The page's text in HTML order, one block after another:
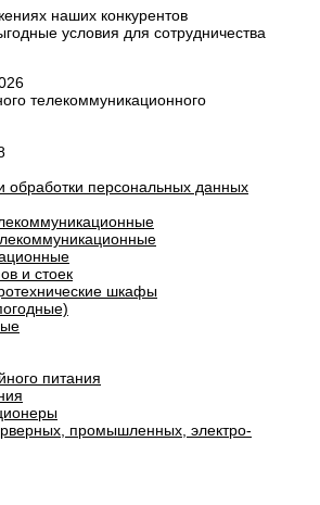
наших конкурентов
условия для сотрудничества
телекоммуникационного
обработки персональных данных
и стоек
шкафы
питания
промышленных, электро-